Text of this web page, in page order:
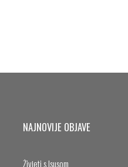
NAJNOVIJE OBJAVE
Živjeti s Isusom